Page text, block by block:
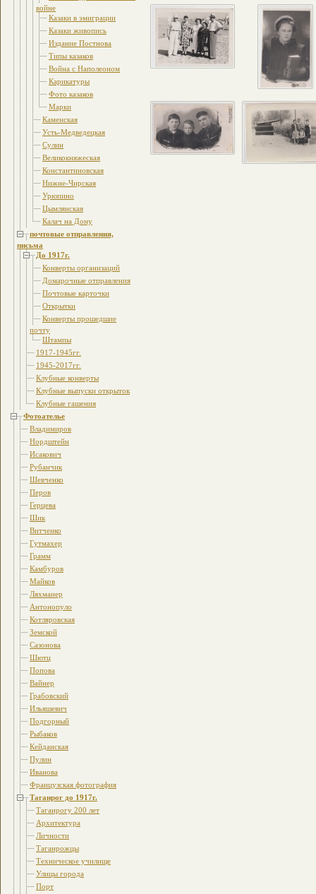
войне
Казаки в эмиграции
Казаки живопись
Издание Постнова
Типы казаков
Война с Наполеоном
Карикатуры
Фото казаков
Марки
Каменская
Усть-Медведецкая
Сулин
Великокняжеская
Константиновская
Нижне-Чирская
Урюпино
Цымлянская
Калач на Дону
почтовые отправления,
письма
До 1917г.
Конверты организаций
Домарочные отправления
Почтовые карточки
Открытки
Конверты прошедшие
почту
Штампы
1917-1945гг.
1945-2017гг.
Клубные конверты
Клубные выпуски открыток
Клубные гашения
Фотоателье
Владимиров
Нордштейн
Исакович
Рубанчик
Шевченко
Перов
Герцева
Шик
Витченко
Гутмахер
Грамм
Камбуров
Майков
Ляхмаиер
Антонопуло
Котляровская
Земской
Сазонова
Шютц
Попова
Вайнер
Грабовский
Ильяшевич
Подгорный
Рыбаков
Кейданская
Пулин
Иванова
Французская фотография
Таганрог до 1917г.
Таганрогу 200 лет
Архитектура
Личности
Таганрожцы
Техническое училище
Улицы города
Порт